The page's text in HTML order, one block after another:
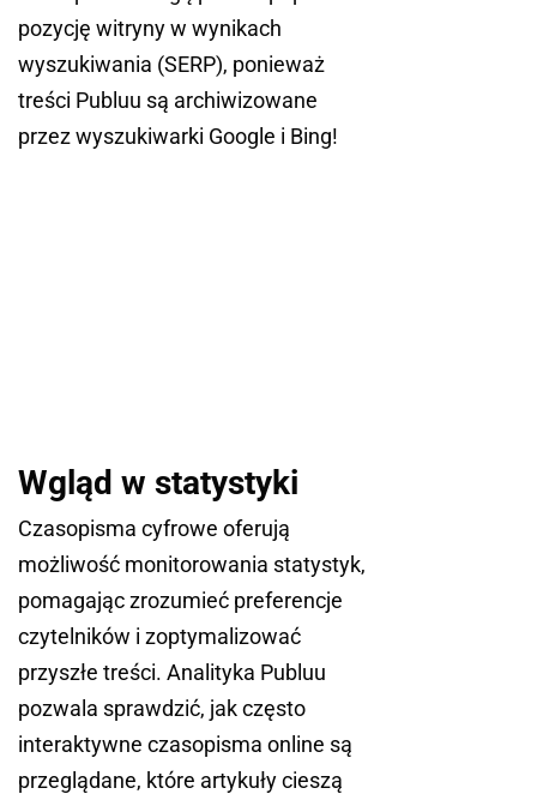
pozycję witryny w wynikach
wyszukiwania (SERP), ponieważ
treści Publuu są archiwizowane
przez wyszukiwarki Google i Bing!
Wgląd w statystyki
Czasopisma cyfrowe oferują
możliwość monitorowania statystyk,
pomagając zrozumieć preferencje
czytelników i zoptymalizować
przyszłe treści. Analityka Publuu
pozwala sprawdzić, jak często
interaktywne czasopisma online są
przeglądane, które artykuły cieszą